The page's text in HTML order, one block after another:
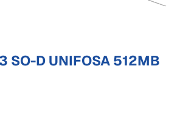
SO-D UNIFOSA 512MB